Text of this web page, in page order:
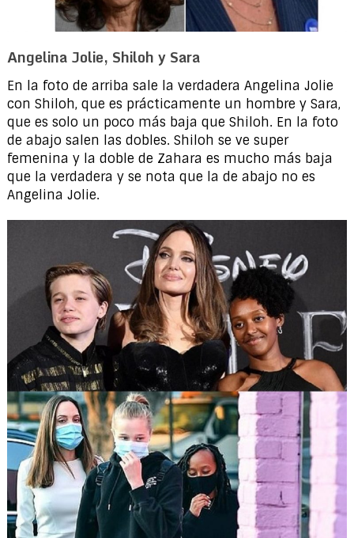
Angelina Jolie, Shiloh y Sara
En la foto de arriba sale la verdadera Angelina Jolie
con Shiloh, que es prácticamente un hombre y Sara,
que es solo un poco más baja que Shiloh. En la foto
de abajo salen las dobles. Shiloh se ve super
femenina y la doble de Zahara es mucho más baja
que la verdadera y se nota que la de abajo no es
Angelina Jolie.